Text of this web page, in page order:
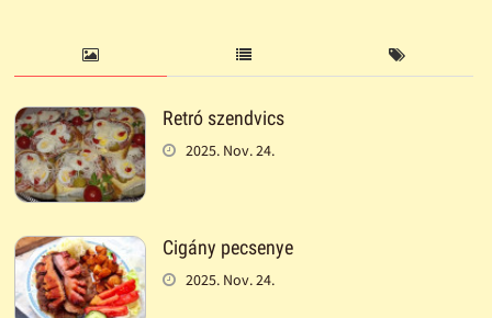
Retró szendvics
2025. Nov. 24.
Cigány pecsenye
2025. Nov. 24.